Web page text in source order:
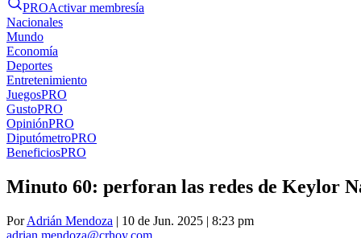
PROActivar membresía
Nacionales
Mundo
Economía
Deportes
Entretenimiento
JuegosPRO
GustoPRO
OpiniónPRO
DiputómetroPRO
BeneficiosPRO
Minuto 60: perforan las redes de Keylor
PorAdrián Mendoza | 10 de Jun. 2025 | 8:23 pm
adrian.mendoza@crhoy.com